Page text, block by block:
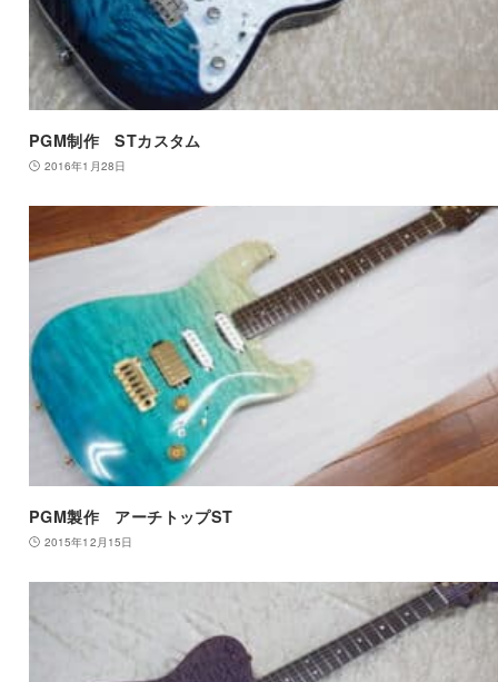
PGM制作 STカスタム
2016年1月28日
PGM製作 アーチトップST
2015年12月15日